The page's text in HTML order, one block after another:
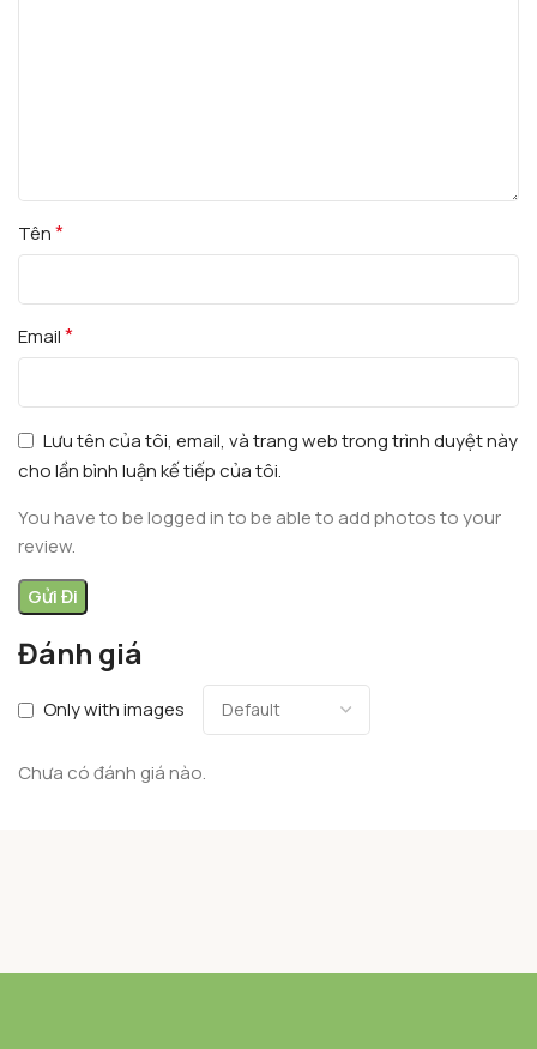
Đánh giá
Only with images
Chưa có đánh giá nào.
Tên*
Email*
Lưu tên của tôi, email, và trang web trong trình duyệt này
cho lần bình luận kế tiếp của tôi.
You have to be logged in to be able to add photos to your
review.